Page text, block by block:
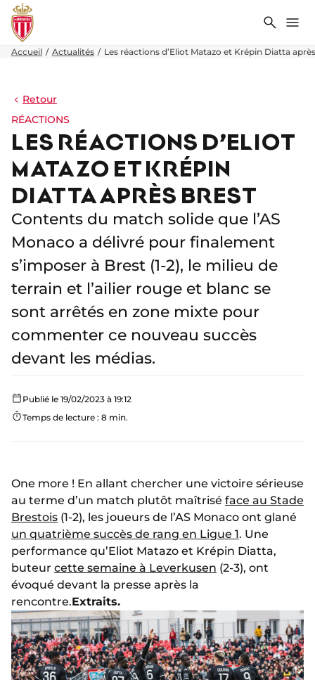
Accueil Actualités Les réactions d’Eliot Matazo et Krépin Diatta
Retour
RÉACTIONS
LES RÉACTIONS D’ELIOT
MATAZO ET KRÉPIN
DIATTA APRÈS BREST
Contents du match solide que l’AS
Monaco a délivré pour finalement
s’imposer à Brest (1-2), le milieu de
terrain et l’ailier rouge et blanc se
sont arrêtés en zone mixte pour
commenter ce nouveau succès
devant les médias.
Publié le 19/02/2023 à 19:12
Temps de lecture : 8 min.
One more ! En allant chercher une victoire sérieuse
au terme d’un match plutôt maîtrisé face au Stade
Brestois (1-2), les joueurs de l’AS Monaco ont glané
un quatrième succès de rang en Ligue 1. Une
performance qu’Eliot Matazo et Krépin Diatta,
buteur cette semaine à Leverkusen (2-3), ont
évoqué devant la presse après la
rencontre.Extraits.